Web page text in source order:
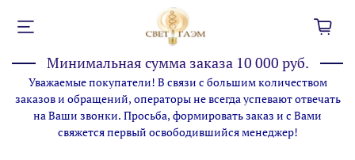
Минимальная сумма заказа 10 000 руб.
Уважаемые покупатели! В связи с большим количеством
заказов и обращений, операторы не всегда успевают отвечать
на Ваши звонки. Просьба, формировать заказ и с Вами
свяжется первый освободившийся менеджер!